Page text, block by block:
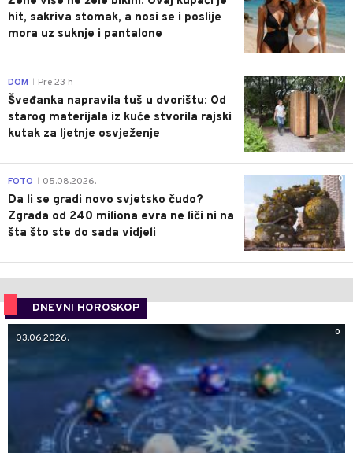
hit, sakriva stomak, a nosi se i poslije
mora uz suknje i pantalone
0
DOM Pre 23 h
Šveđanka napravila tuš u dvorištu: Od
starog materijala iz kuće stvorila rajski
kutak za ljetnje osvježenje
0
FOTO 05.08.2026.
Da li se gradi novo svjetsko čudo?
Zgrada od 240 miliona evra ne liči ni na
šta što ste do sada vidjeli
DNEVNI HOROSKOP
0
03.06.2026.